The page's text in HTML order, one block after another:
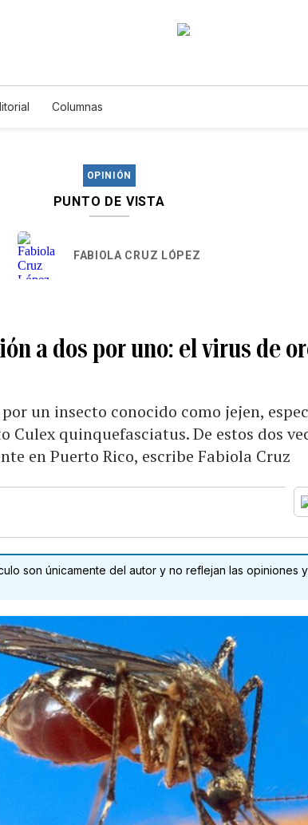
Columnas
OPINIÓN
PUNTO DE VISTA
FABIOLA CRUZ LÓPEZ
a dos por uno: el virus de
un insecto conocido como jejen,
Culex quinquefasciatus. De estos dos
en Puerto Rico, escribe Fabiola Cruz
son únicamente del autor y no reflejan las opiniones